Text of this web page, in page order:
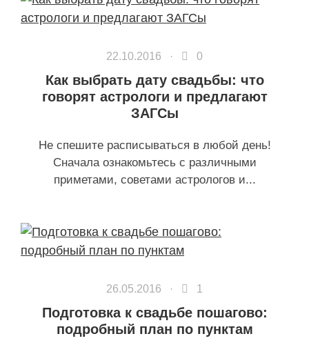
22.10.2016 · 0
Как выбрать дату свадьбы: что
говорят астрологи и предлагают
ЗАГСы
Не спешите расписываться в любой день!
Сначала ознакомьтесь с различными
приметами, советами астрологов и...
26.05.2016 · 1
Подготовка к свадьбе пошагово:
подробный план по пунктам